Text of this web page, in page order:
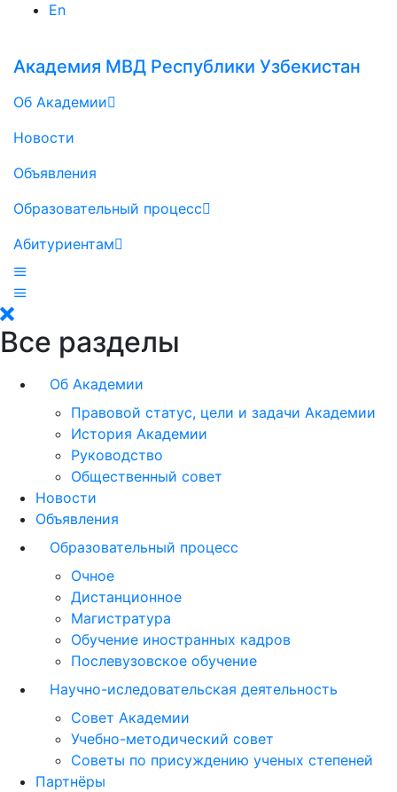
En
Академия МВД Республики Узбекистан
Об Академии
Новости
Объявления
Образовательный процесс
Абитуриентам
Все разделы
Об Академии
Правовой статус, цели и задачи Академии
История Академии
Руководство
Общественный совет
Новости
Объявления
Образовательный процесс
Очное
Дистанционное
Магистратура
Обучение иностранных кадров
Послевузовское обучение
Научно-иследовательская деятельность
Совет Академии
Учебно-методический совет
Советы по присуждению ученых степеней
Партнёры